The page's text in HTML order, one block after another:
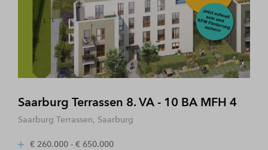
Saarburg Terrassen 8. VA - 10 BA MFH 4
Saarburg Terrassen, Saarburg
€ 260.000 - € 650.000